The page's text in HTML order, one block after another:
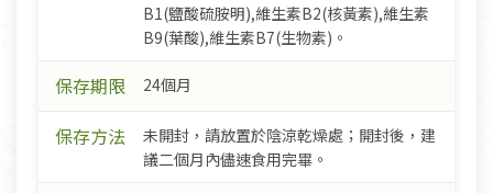
B1(鹽酸硫胺明),維生素B2(核黃素),維生素
B9(葉酸),維生素B7(生物素)。
保存期限 24個月
保存方法
未開封，請放置於陰涼乾燥處；開封後，建
議二個月內儘速食用完畢。